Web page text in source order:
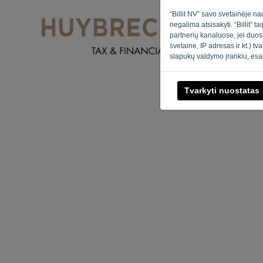
“Billit NV” savo svetainėje
negalima atsisakyti. “Billit”
partnerių kanaluose, jei
svetaine, IP adresas ir kt.)
slapukų valdymo įrankiu,
Tvarkyti nuostatas